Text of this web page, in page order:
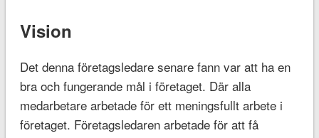
Vision
Det denna företagsledare senare fann var att ha en
bra och fungerande mål i företaget. Där alla
medarbetare arbetade för ett meningsfullt arbete i
företaget. Företagsledaren arbetade för att få